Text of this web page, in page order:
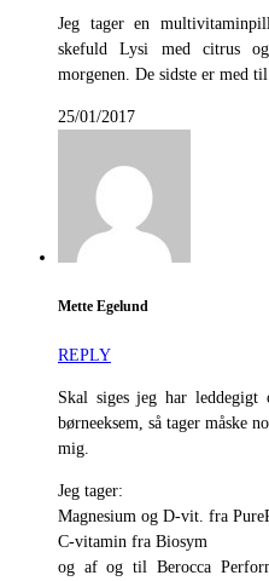
Jeg tager en
skefuld Lysi med citrus
morgenen. De sidste er med
25/01/2017
Mette Egelund
REPLY
Skal siges jeg har
børneeksem, så tager måske
mig.
Jeg tager:
Magnesium og D-vit. fra
C-vitamin fra Biosym
og af og til Berocca